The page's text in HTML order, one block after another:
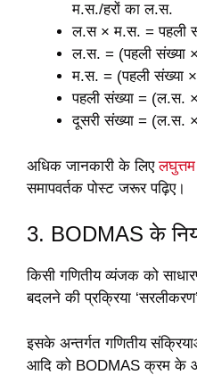
म.स./हरों का ल.स.
ल.स × म.स. = पहली
ल.स. = (पहली संख्या
म.स. = (पहली संख्या
पहली संख्या = (ल.स.
दूसरी संख्या = (ल.स.
अधिक जानकारी के लिए
समापवर्तक पोस्ट जरूर पढ़िए।
3. BODMAS के
किसी गणितीय व्यंजक को
बदलने की प्रक्रिया
इसके अन्तर्गत गणितीय
आदि को BODMAS क्रम के